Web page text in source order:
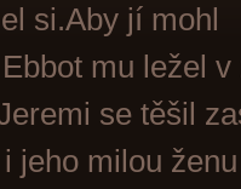
si.Aby jí mohl
mu ležel v
se těšil
jeho milou ženu